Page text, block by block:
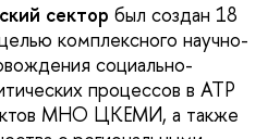
сектор был создан 18
комплексного научно-
социально-
процессов в АТР
МНО ЦКЕМИ, а также